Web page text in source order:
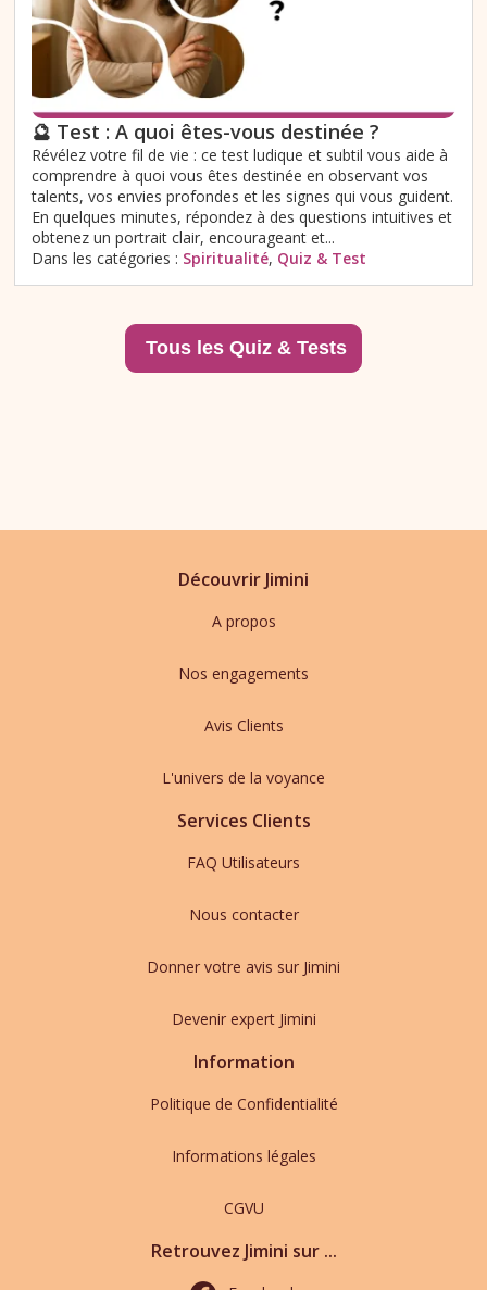
🔮 Test : A quoi êtes-vous destinée ?
Révélez votre fil de vie : ce test ludique et subtil vous aide à
comprendre à quoi vous êtes destinée en observant vos
talents, vos envies profondes et les signes qui vous guident.
En quelques minutes, répondez à des questions intuitives et
obtenez un portrait clair, encourageant et...
Dans les catégories : Spiritualité, Quiz & Test
Découvrir Jimini
A propos
Nos engagements
Avis Clients
L'univers de la voyance
Services Clients
FAQ Utilisateurs
Nous contacter
Donner votre avis sur Jimini
Devenir expert Jimini
Information
Politique de Confidentialité
Informations légales
CGVU
Retrouvez Jimini sur ...